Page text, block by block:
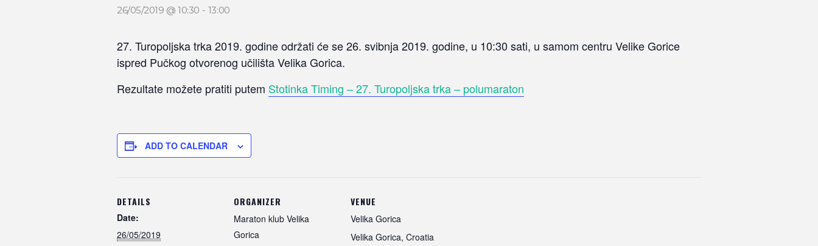
26/05/2019 @ 10:30 - 13:00
27. Turopoljska trka 2019. godine održati će se 26. svibnja 2019. godine, u 10:30 sati, u samom centru Velike Gorice
ispred Pučkog otvorenog učilišta Velika Gorica.
Rezultate možete pratiti putem Stotinka Timing – 27. Turopoljska trka – polumaraton
ADD TO CALENDAR
DETAILS
Date:
26/05/2019
ORGANIZER
Maraton klub Velika
Gorica
VENUE
Velika Gorica
Velika Gorica, Croatia